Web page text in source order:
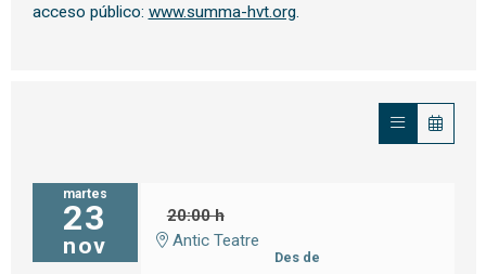
acceso público: www.summa-hvt.org
martes
23
nov
20:00 h
Antic Teatre
Des de